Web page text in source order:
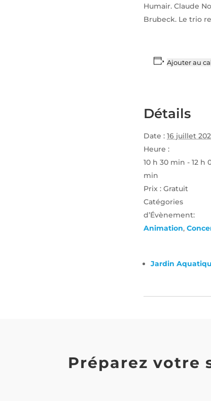
Humair. Claude
Brubeck. Le trio
Ajouter au
Détails
Date : 16 juillet
Heure :
10 h 30 min - 12 h
min
Prix : Gratuit
Catégories
d’Évènement:
Animation,
Jardin
Préparez votre